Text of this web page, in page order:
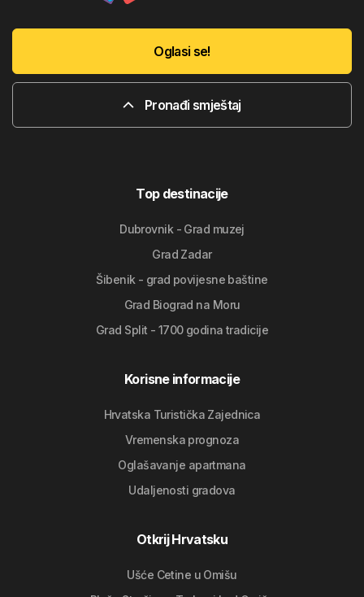
Oglasi se!
Pronađi smještaj
Top destinacije
Dubrovnik - Grad muzej
Grad Zadar
Šibenik - grad povijesne baštine
Grad Biograd na Moru
Grad Split - 1700 godina tradicije
Korisne informacije
Hrvatska Turistička Zajednica
Vremenska prognoza
Oglašavanje apartmana
Udaljenosti gradova
Otkrij Hrvatsku
Ušće Cetine u Omišu